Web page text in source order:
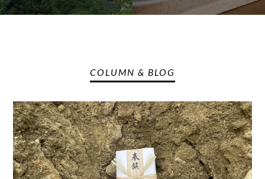
COLUMN & BLOG